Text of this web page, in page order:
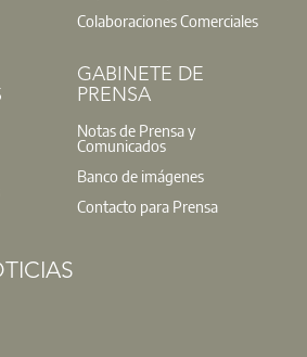
Colaboraciones Comerciales
GABINETE DE
PRENSA
Notas de Prensa y
Comunicados
Banco de imágenes
Contacto para Prensa